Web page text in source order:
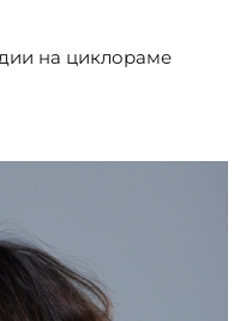
на циклораме